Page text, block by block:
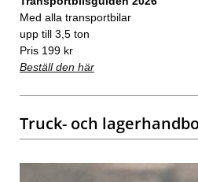
Med alla transportbilar
upp till 3,5 ton
Pris 199 kr
Beställ den här
Truck- och